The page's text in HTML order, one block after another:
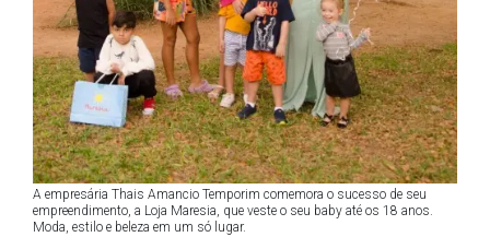
A empresária Thais Amancio Temporim comemora o sucesso de seu
empreendimento, a Loja Maresia, que veste o seu baby até os 18 anos.
Moda, estilo e beleza em um só lugar.